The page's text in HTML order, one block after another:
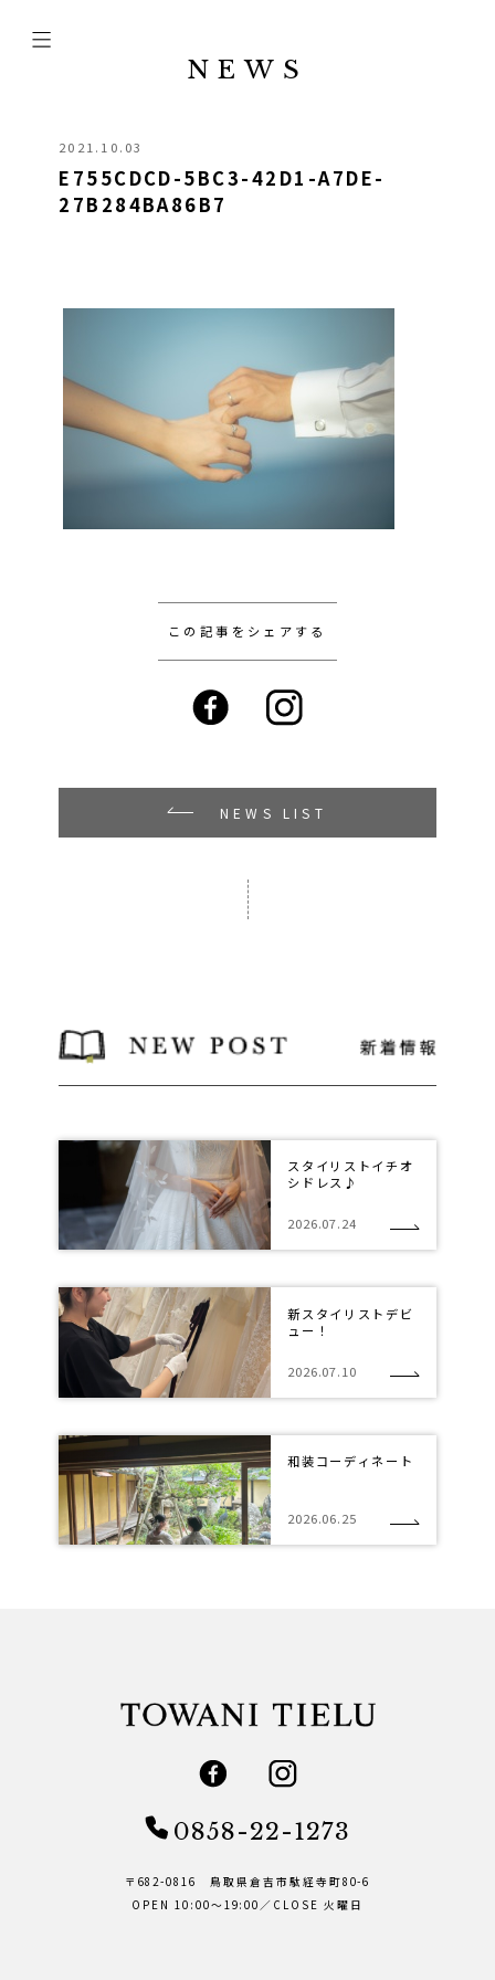
NEWS
2021.10.03
E755CDCD-5BC3-42D1-A7DE-
27B284BA86B7
この記事をシェアする
NEWS LIST
スタイリストイチオ
シドレス♪
2026.07.24
新スタイリストデビ
ュー！
2026.07.10
和装コーディネート
2026.06.25
0858-22-1273
〒682-0816 鳥取県倉吉市駄経寺町80-6
OPEN 10:00～19:00／CLOSE 火曜日